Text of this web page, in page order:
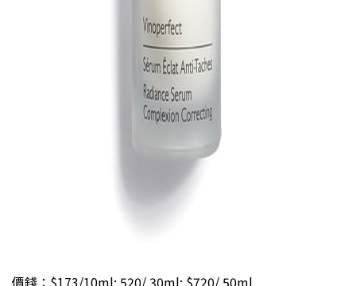
價錢：$173/10ml; 520/ 30ml; $720/ 50ml